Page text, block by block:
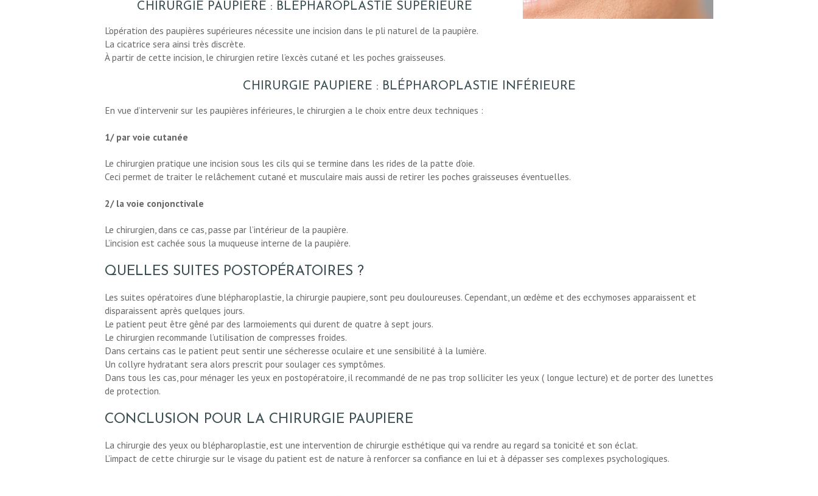
DEMANDE DE
CHIRURGIE PAUPIERE : BLÉPHAROPLASTIE SUPÉRIEURE
L’opération des paupières supérieures nécessite une incision dans le pli naturel de la paupière.
La cicatrice sera ainsi très discrète.
À partir de cette incision, le chirurgien retire l’excès cutané et les poches graisseuses.
CHIRURGIE PAUPIERE : BLÉPHAROPLASTIE INFÉRIEURE
En vue d’intervenir sur les paupières inférieures, le chirurgien a le choix entre deux techniques :
1/ par voie cutanée
Le chirurgien pratique une incision sous les cils qui se termine dans les rides de la patte d’oie.
Ceci permet de traiter le relâchement cutané et musculaire mais aussi de retirer les poches graisseuses éventuelles.
2/ la voie conjonctivale
Le chirurgien, dans ce cas, passe par l’intérieur de la paupière.
L’incision est cachée sous la muqueuse interne de la paupière.
QUELLES SUITES POSTOPÉRATOIRES ?
Les suites opératoires d’une blépharoplastie, la chirurgie paupiere, sont peu douloureuses. Cependant, un œdème et des ecchymoses apparaissent et
disparaissent après quelques jours.
Le patient peut être gêné par des larmoiements qui durent de quatre à sept jours.
Le chirurgien recommande l’utilisation de compresses froides.
Dans certains cas le patient peut sentir une sécheresse oculaire et une sensibilité à la lumière.
Un collyre hydratant sera alors prescrit pour soulager ces symptômes.
Dans tous les cas, pour ménager les yeux en postopératoire, il recommandé de ne pas trop solliciter les yeux ( longue lecture) et de porter des lunettes
de protection.
CONCLUSION POUR LA CHIRURGIE PAUPIERE
La chirurgie des yeux ou blépharoplastie, est une intervention de chirurgie esthétique qui va rendre au regard sa tonicité et son éclat.
L’impact de cette chirurgie sur le visage du patient est de nature à renforcer sa confiance en lui et à dépasser ses complexes psychologiques.